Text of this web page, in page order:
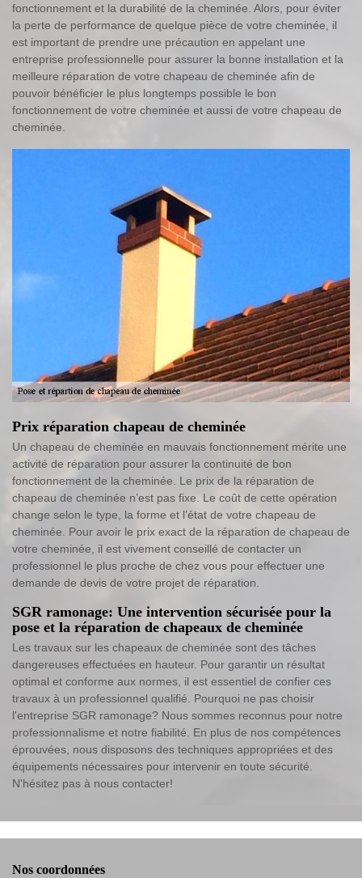
fonctionnement et la durabilité de la cheminée. Alors, pour éviter
la perte de performance de quelque pièce de votre cheminée, il
est important de prendre une précaution en appelant une
entreprise professionnelle pour assurer la bonne installation et la
meilleure réparation de votre chapeau de cheminée afin de
pouvoir bénéficier le plus longtemps possible le bon
fonctionnement de votre cheminée et aussi de votre chapeau de
cheminée.
Prix réparation chapeau de cheminée
Un chapeau de cheminée en mauvais fonctionnement mérite une
activité de réparation pour assurer la continuité de bon
fonctionnement de la cheminée. Le prix de la réparation de
chapeau de cheminée n’est pas fixe. Le coût de cette opération
change selon le type, la forme et l’état de votre chapeau de
cheminée. Pour avoir le prix exact de la réparation de chapeau de
votre cheminée, il est vivement conseillé de contacter un
professionnel le plus proche de chez vous pour effectuer une
demande de devis de votre projet de réparation.
SGR ramonage: Une intervention sécurisée pour la
pose et la réparation de chapeaux de cheminée
Les travaux sur les chapeaux de cheminée sont des tâches
dangereuses effectuées en hauteur. Pour garantir un résultat
optimal et conforme aux normes, il est essentiel de confier ces
travaux à un professionnel qualifié. Pourquoi ne pas choisir
l'entreprise SGR ramonage? Nous sommes reconnus pour notre
professionnalisme et notre fiabilité. En plus de nos compétences
éprouvées, nous disposons des techniques appropriées et des
équipements nécessaires pour intervenir en toute sécurité.
N'hésitez pas à nous contacter!
Nos coordonnées